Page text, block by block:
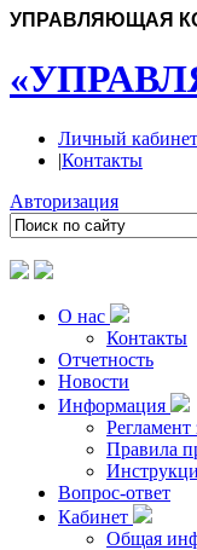
УПРАВЛЯЮЩАЯ
Личный кабинет
|Контакты
Авторизация
О нас
Контакты
Отчетность
Новости
Информация
Регламент
Правила
Вопрос-ответ
Кабинет
Общая